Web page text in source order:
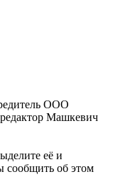
ООО
Машкевич
её и
об этом